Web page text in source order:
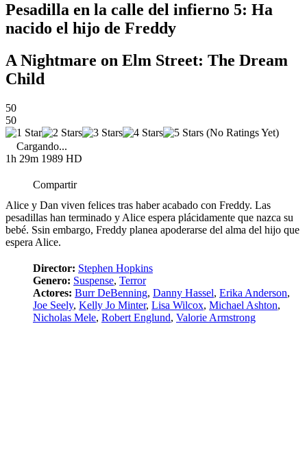
Pesadilla en la calle del infierno 5: Ha
nacido el hijo de Freddy
A Nightmare on Elm Street: The Dream
Child
50
50
(No Ratings Yet)
Cargando...
1h 29m 1989 HD
Compartir
Alice y Dan viven felices tras haber acabado con Freddy. Las
pesadillas han terminado y Alice espera plácidamente que nazca su
bebé. Ssin embargo, Freddy planea apoderarse del alma del hijo que
espera Alice.
Director: Stephen Hopkins
Genero: Suspense, Terror
Actores: Burr DeBenning, Danny Hassel, Erika Anderson,
Joe Seely, Kelly Jo Minter, Lisa Wilcox, Michael Ashton,
Nicholas Mele, Robert Englund, Valorie Armstrong